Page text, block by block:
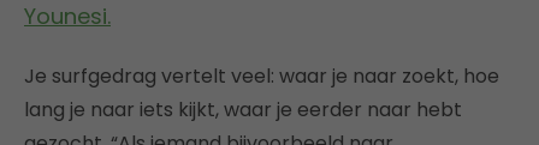
Younesi.
Je surfgedrag vertelt veel: waar je naar zoekt, hoe
lang je naar iets kijkt, waar je eerder naar hebt